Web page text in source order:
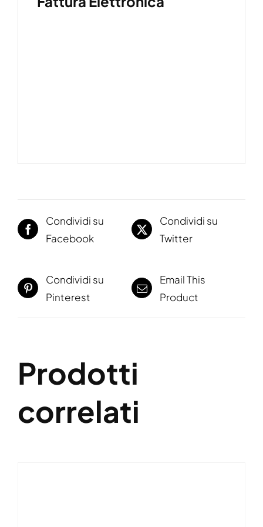
Condividi su
Facebook
Condividi su
Twitter
Condividi su
Pinterest
Email This
Product
Prodotti
correlati